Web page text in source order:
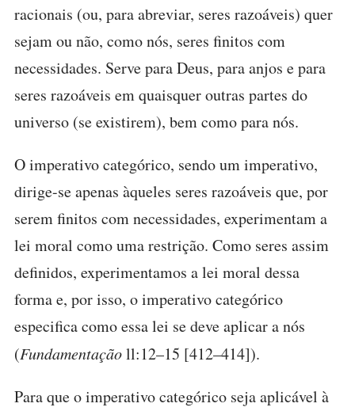
racionais (ou, para abreviar, seres razoáveis) quer
sejam ou não, como nós, seres finitos com
necessidades. Serve para Deus, para anjos e para
seres razoáveis em quaisquer outras partes do
universo (se existirem), bem como para nós.
O imperativo categórico, sendo um imperativo,
dirige-se apenas àqueles seres razoáveis que, por
serem finitos com necessidades, experimentam a
lei moral como uma restrição. Como seres assim
definidos, experimentamos a lei moral dessa
forma e, por isso, o imperativo categórico
especifica como essa lei se deve aplicar a nós
(Fundamentaçãoll:12–15 [412–414]).
Para que o imperativo categórico seja aplicável à